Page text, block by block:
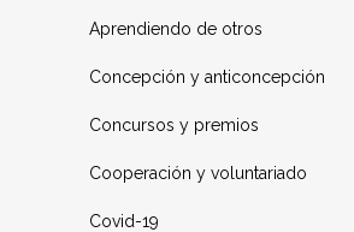
Aprendiendo de otros
Concepción y anticoncepción
Concursos y premios
Cooperación y voluntariado
Covid-19